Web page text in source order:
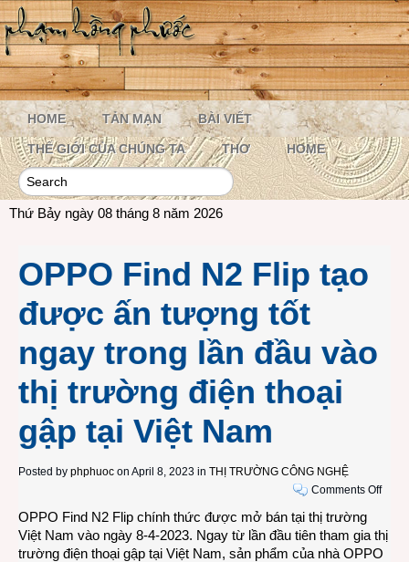
HOME TẢN MẠN BÀI VIẾT
THẾ GIỚI CỦA CHÚNG TA THƠ HOME
Thứ Bảy ngày 08 tháng 8 năm 2026
OPPO Find N2 Flip tạo
được ấn tượng tốt
ngay trong lần đầu vào
thị trường điện thoại
gập tại Việt Nam
Posted by phphuoc on April 8, 2023 in THỊ TRƯỜNG CÔNG NGHỆ
Comments Offon
N2
OPPO Find N2 Flip chính thức được mở bán tại thị trường
Việt Nam vào ngày 8-4-2023. Ngay từ lần đầu tiên tham gia thị
trường điện thoại gập tại Việt Nam, sản phẩm của nhà OPPO